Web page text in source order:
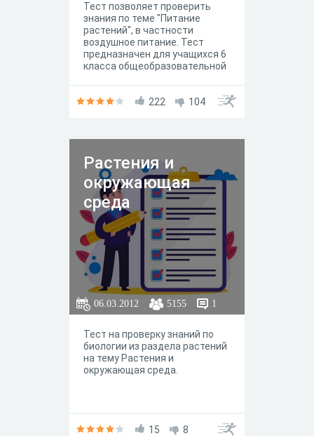
Тест позволяет проверить
знания по теме "Питание
растений", в частности
воздушное питание. Тест
предназначен для учащихся 6
класса общеобразовательной
222 104
Растения и
окружающая
среда
06.03.2012 5155 1
Тест на проверку знаний по
биологии из раздела растений
на тему Растения и
окружающая среда.
15 8